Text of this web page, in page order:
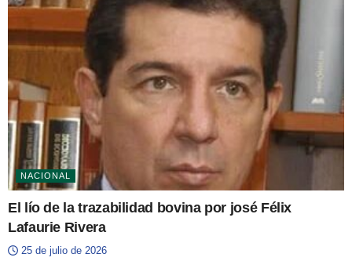
NACIONAL
El lío de la trazabilidad bovina por josé Félix
Lafaurie Rivera
25 de julio de 2026